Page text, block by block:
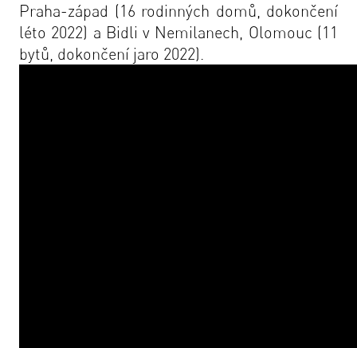
Praha-západ (16 rodinných domů, dokončení
léto 2022) a Bidli v Nemilanech, Olomouc (11
bytů, dokončení jaro 2022).